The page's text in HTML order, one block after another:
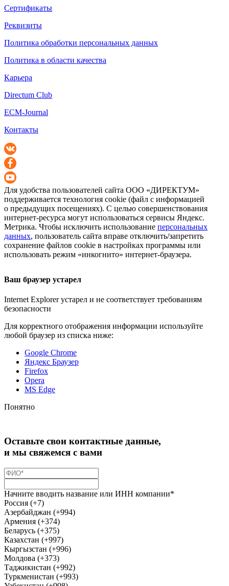
Сертификаты
Реквизиты
Политика обработки персональных данных
Политика в области качества
Карьера
Directum Club
ECM-Journal
Контакты
Для удобства пользователей сайта ООО «ДИРЕКТУМ»
поддерживается технология cookie (файл с информацией
о предыдущих посещениях). С целью совершенствования
интернет-ресурса могут использоваться сервисы Яндекс.
Метрика. Чтобы исключить использование персональных
данных, пользователь сайта вправе отключить/запретить
сохранение файлов cookie в настройках программы или
использовать режим «инкогнито» интернет-браузера.
Ваш браузер устарел
Internet Explorer устарел и не соответствует требованиям
безопасности
Для корректного отображения информации используйте
любой браузер из списка ниже:
Google Chrome
Яндекс Браузер
Firefox
Opera
MS Edge
Понятно
Оставьте свои контактные данные,
и мы свяжемся с вами
Начните вводить название или ИНН компании*
Россия (+7)
Азербайджан (+994)
Армения (+374)
Беларусь (+375)
Казахстан (+997)
Кыргызстан (+996)
Молдова (+373)
Таджикистан (+992)
Туркменистан (+993)